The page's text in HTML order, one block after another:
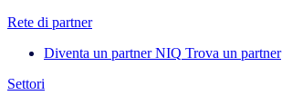
Rete di partner
Diventa un partner NIQ Trova un partner
Settori